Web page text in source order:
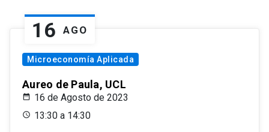
16 AGO
Microeconomía Aplicada
Aureo de Paula, UCL
16 de Agosto de 2023
13:30 a 14:30